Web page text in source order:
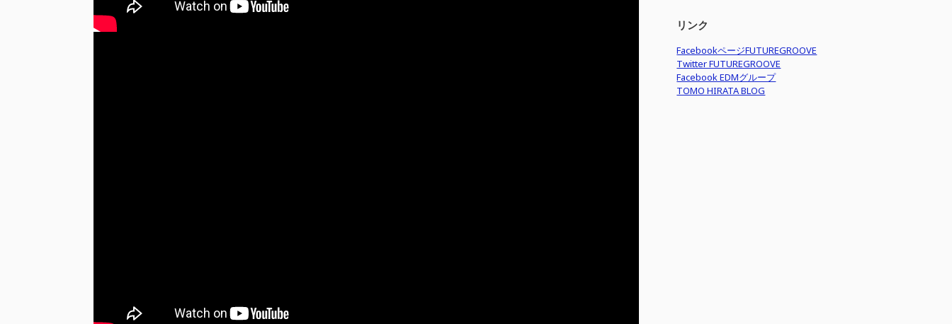
リンク
FacebookページFUTUREGROOVE
Twitter FUTUREGROOVE
Facebook EDMグループ
TOMO HIRATA BLOG